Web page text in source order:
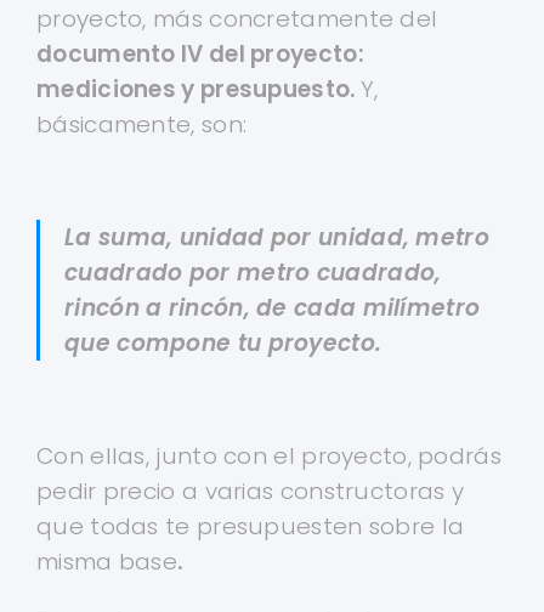
proyecto, más concretamente del
documento IV del proyecto:
mediciones y presupuesto. Y,
básicamente, son:
La suma, unidad por unidad, metro
cuadrado por metro cuadrado,
rincón a rincón, de cada milímetro
que compone tu proyecto.
Con ellas, junto con el proyecto, podrás
pedir precio a varias constructoras y
que todas te presupuesten sobre la
misma base.